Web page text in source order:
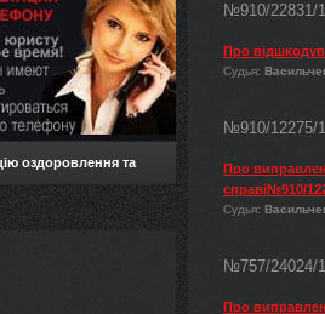
оздоровлення та
№910/22831/
Про
Судья:
№910/12275/
Про
справі№910/
Судья:
№757/24024/
Про